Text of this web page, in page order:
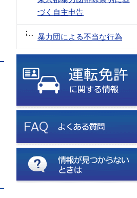
づく自主申告
暴力団による不当な行為